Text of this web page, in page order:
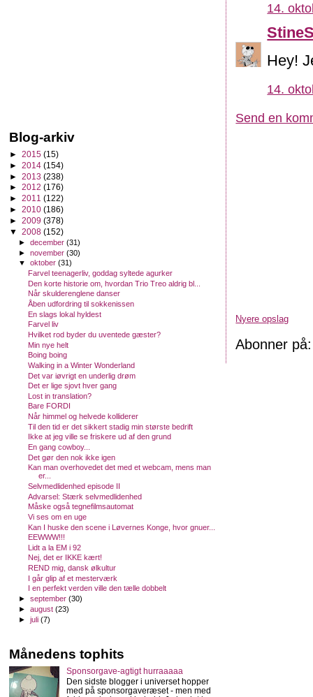
14.
Hey!
14.
Send en
Nyere opslag
Abonner
Blog-arkiv
► 2015 (15)
► 2014 (154)
► 2013 (238)
► 2012 (176)
► 2011 (122)
► 2010 (186)
► 2009 (378)
▼ 2008 (152)
►december(31)
►november(30)
▼oktober(31)
Farvel teenagerliv, goddag syltede agurker
Den korte historie om, hvordan Trio Treo aldrig bl...
Når skulderenglene danser
Åben udfordring til sokkenissen
En slags lokal hyldest
Farvel liv
Hvilket rod byder du uventede gæster?
Min nye helt
Boing boing
Walking in a Winter Wonderland
Det var iøvrigt en underlig drøm
Det er lige sjovt hver gang
Lost in translation?
Bare FORDI
Når himmel og helvede kolliderer
Til den tid er det sikkert stadig min største bedrift
Ikke at jeg ville se friskere ud af den grund
En gang cowboy...
Det gør den nok ikke igen
Kan man overhovedet det med et webcam, mens man
er...
Selvmedlidenhed episode II
Advarsel: Stærk selvmedlidenhed
Måske også tegnefilmsautomat
Vi ses om en uge
Kan I huske den scene i Løvernes Konge, hvor gnuer...
EEWWW!!!
Lidt a la EM i 92
Nej, det er IKKE kært!
REND mig, dansk ølkultur
I går glip af et mesterværk
I en perfekt verden ville den tælle dobbelt
►september(30)
►august(23)
►juli(7)
Månedens tophits
Sponsorgave-agtigt hurraaaaa
Den sidste blogger i universet hopper
med på sponsorgaveræset - men med